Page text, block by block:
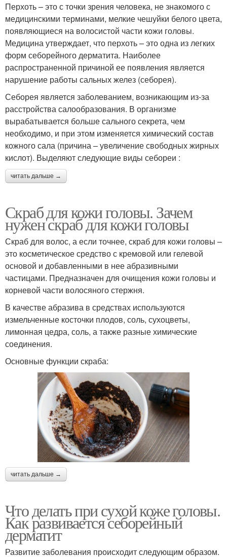
Перхоть – это с точки зрения человека, не знакомого с
медицинскими терминами, мелкие чешуйки белого цвета,
появляющиеся на волосистой части кожи головы.
Медицина утверждает, что перхоть – это одна из легких
форм себорейного дерматита. Наиболее
распространенной причиной ее появления является
нарушение работы сальных желез (себорея).
Себорея является заболеванием, возникающим из-за
расстройства салообразования. В организме
вырабатывается больше сального секрета, чем
необходимо, и при этом изменяется химический состав
кожного сала (причина – увеличение свободных жирных
кислот). Выделяют следующие виды себореи :
читать дальше →
Скраб для кожи головы. Зачем
нужен скраб для кожи головы
Скраб для волос, а если точнее, скраб для кожи головы –
это косметическое средство с кремовой или гелевой
основой и добавленными в нее абразивными
частицами. Предназначен для очищения кожи головы и
корневой части волосяного стержня.
В качестве абразива в средствах используются
измельченные косточки плодов, соль, сухоцветы,
лимонная цедра, соль, а также разные химические
соединения.
Основные функции скраба:
читать дальше →
Что делать при сухой коже головы.
Как развивается себорейный
дерматит
Развитие заболевания происходит следующим образом.